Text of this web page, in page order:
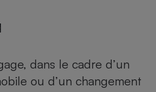
dans le cadre d’un
ou d’un changement